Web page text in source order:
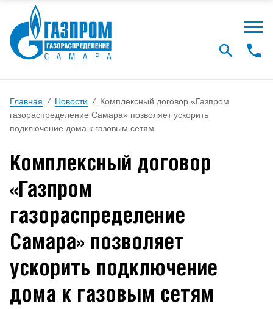
Главная / Новости / Комплексный договор «Газпром
газораспределение Самара» позволяет ускорить
подключение дома к газовым сетям
Комплексный договор
«Газпром
газораспределение
Самара» позволяет
ускорить подключение
дома к газовым сетям